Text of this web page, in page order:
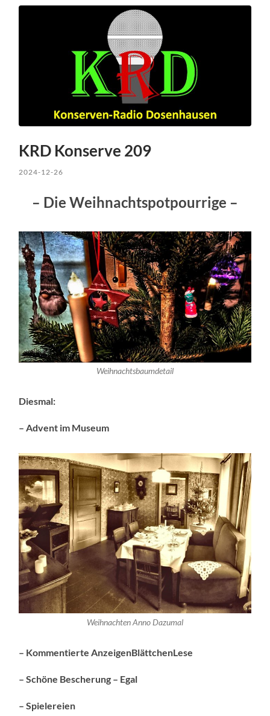
KRD Konserve 209
2024-12-26
– Die Weihnachtspotpourrige –
Weihnachtsbaumdetail
Diesmal:
– Advent im Museum
Weihnachten Anno Dazumal
– Kommentierte AnzeigenBlättchenLese
– Schöne Bescherung – Egal
– Spielereien